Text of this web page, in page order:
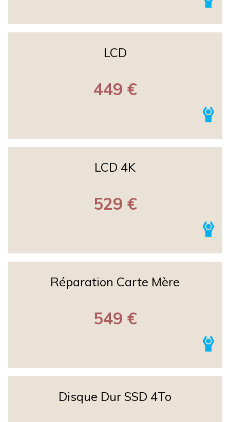
LCD
449 €
LCD 4K
529 €
Réparation Carte Mère
549 €
Disque Dur SSD 4To